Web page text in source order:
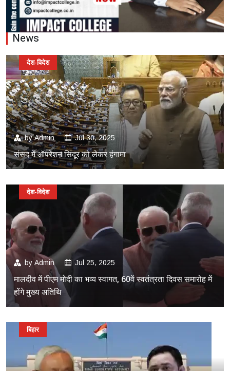
News
byAdmin Jul 30, 2025
संसद में ऑपरेशन सिंदूर को लेकर हंगामा
देश-विदेश
by Admin Jul 25, 2025
मालदीव में पीएम मोदी का भव्य स्वागत, 60वें स्वतंत्रता दिवस समारोह में
होंगे मुख्य अतिथि
देश-विदेश
बिहार